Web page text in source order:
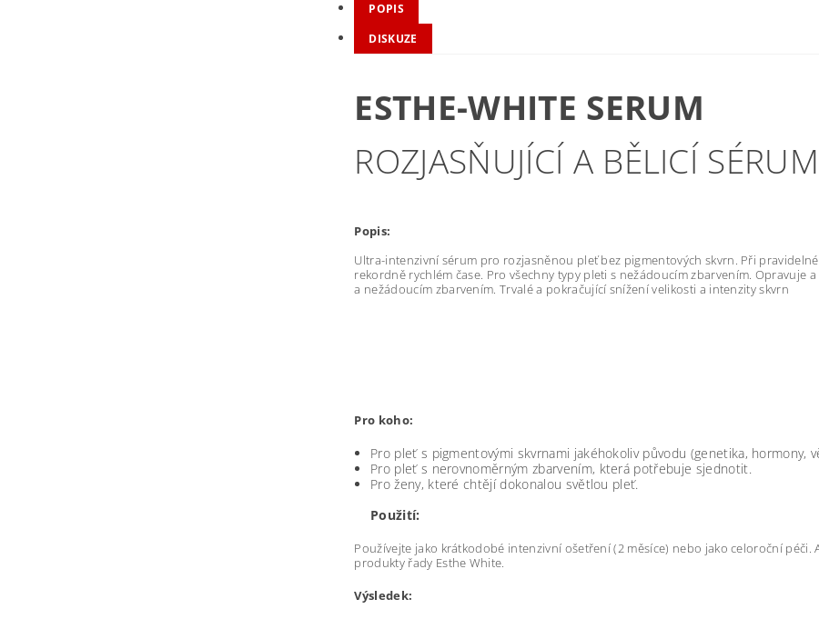
POPIS
DISKUZE
ESTHE-WHITE SERUM
ROZJASŇUJÍCÍ A BĚLICÍ SÉRUM
Popis:
Ultra-intenzivní sérum pro rozjasněnou pleť bez pigmentových skvrn. Při
rekordně rychlém čase. Pro všechny typy pleti s nežádoucím zbarvením. Opravuje
a nežádoucím zbarvením. Trvalé a pokračující snížení velikosti a intenzity skvrn
Pro koho:
Pro pleť s pigmentovými skvrnami jakéhokoliv původu (genetika, hormony,
Pro pleť s nerovnoměrným zbarvením, která potřebuje sjednotit.
Pro ženy, které chtějí dokonalou světlou pleť.
Použití:
Používejte jako krátkodobé intenzivní ošetření (2 měsíce) nebo jako celoroční
produkty řady Esthe White.
Výsledek: